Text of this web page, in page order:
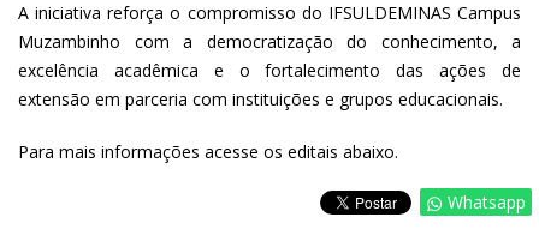
A iniciativa reforça o compromisso do IFSULDEMINAS Campus
Muzambinho com a democratização do conhecimento, a
excelência acadêmica e o fortalecimento das ações de
extensão em parceria com instituições e grupos educacionais.
Para mais informações acesse os editais abaixo.
Whatsapp